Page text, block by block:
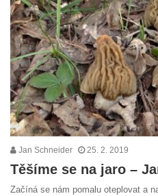
Jan Schneider 25. 2. 2019
Těšíme se na jaro –
Začíná se nám pomalu oteplovat a